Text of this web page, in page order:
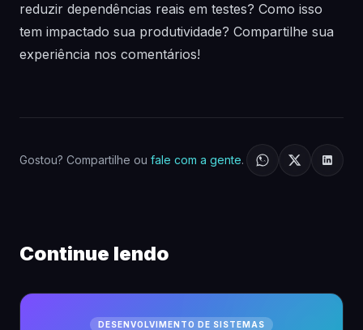
reduzir dependências reais em testes? Como isso
tem impactado sua produtividade? Compartilhe sua
experiência nos comentários!
Gostou? Compartilhe ou fale com a gente.
Continue lendo
DESENVOLVIMENTO DE SISTEMAS